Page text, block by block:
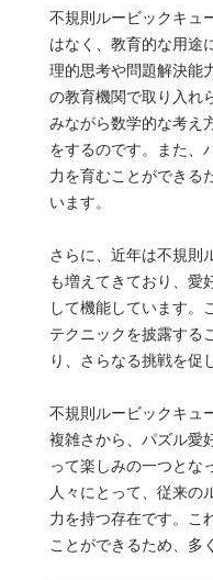
不規則ルービックキュ
はなく、教育的な用途
理的思考や問題解決能
の教育機関で取り入れ
みながら数学的な考え
をするのです。また、
力を育むことができる
います。
さらに、近年は不規則
も増えてきており、愛
して機能しています。
テクニックを披露する
り、さらなる挑戦を促
不規則ルービックキュ
複雑さから、パズル愛
って楽しみの一つとな
人々にとって、従来の
力を持つ存在です。こ
ことができるため、多